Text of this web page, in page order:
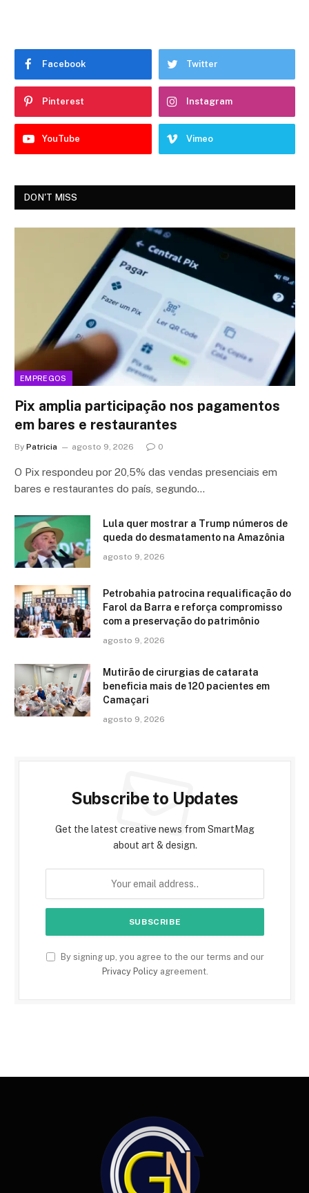
Facebook Twitter
Pinterest Instagram
YouTube Vimeo
DON'T MISS
EMPREGOS
Pix amplia participação nos pagamentos
em bares e restaurantes
By Patricia agosto 9, 2026 0
O Pix respondeu por 20,5% das vendas presenciais em
bares e restaurantes do país, segundo…
Lula quer mostrar a Trump números de
queda do desmatamento na Amazônia
agosto 9, 2026
Petrobahia patrocina requalificação do
Farol da Barra e reforça compromisso
com a preservação do patrimônio
agosto 9, 2026
Mutirão de cirurgias de catarata
beneficia mais de 120 pacientes em
Camaçari
agosto 9, 2026
Subscribe to Updates
Get the latest creative news from SmartMag
about art & design.
By signing up, you agree to the our terms and our
Privacy Policyagreement.